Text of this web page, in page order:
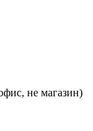
не магазин)